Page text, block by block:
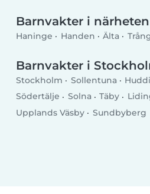
Barnvakter i närheten
Haninge Handen Älta
Barnvakter i
Stockholm Sollentuna
Södertälje
Solna Täby
Upplands Väsby
Sundbyberg